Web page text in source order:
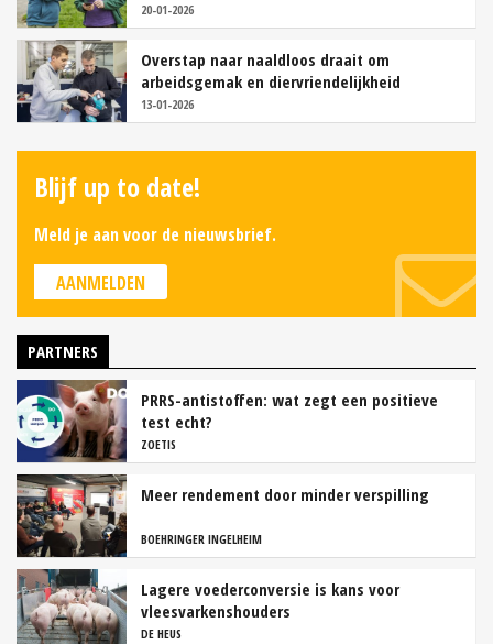
20-01-2026
Overstap naar naaldloos draait om
arbeidsgemak en diervriendelijkheid
13-01-2026
Blijf up to date!
Meld je aan voor de nieuwsbrief.
AANMELDEN
PARTNERS
PRRS-antistoffen: wat zegt een positieve
test echt?
ZOETIS
Meer rendement door minder verspilling
BOEHRINGER INGELHEIM
Lagere voederconversie is kans voor
vleesvarkenshouders
DE HEUS